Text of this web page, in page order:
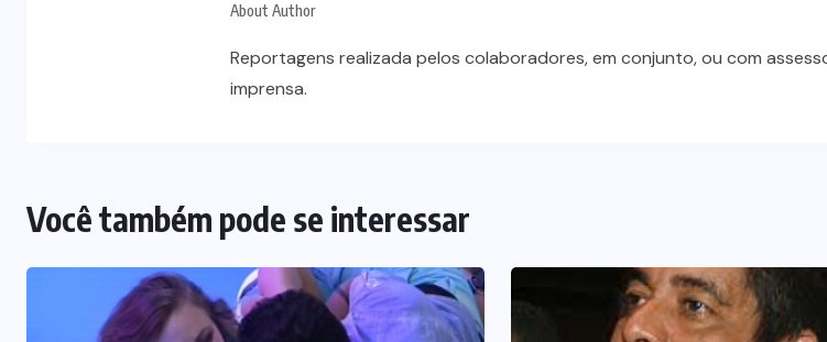
About Author
Reportagens realizada pelos colaboradores, em conjunto, ou com
imprensa.
Você também pode se interessar